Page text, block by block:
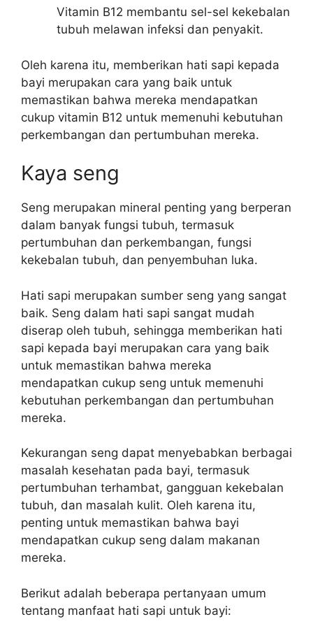
Vitamin B12 membantu sel-sel kekebalan
tubuh melawan infeksi dan penyakit.
Oleh karena itu, memberikan hati sapi kepada
bayi merupakan cara yang baik untuk
memastikan bahwa mereka mendapatkan
cukup vitamin B12 untuk memenuhi kebutuhan
perkembangan dan pertumbuhan mereka.
Kaya seng
Seng merupakan mineral penting yang berperan
dalam banyak fungsi tubuh, termasuk
pertumbuhan dan perkembangan, fungsi
kekebalan tubuh, dan penyembuhan luka.
Hati sapi merupakan sumber seng yang sangat
baik. Seng dalam hati sapi sangat mudah
diserap oleh tubuh, sehingga memberikan hati
sapi kepada bayi merupakan cara yang baik
untuk memastikan bahwa mereka
mendapatkan cukup seng untuk memenuhi
kebutuhan perkembangan dan pertumbuhan
mereka.
Kekurangan seng dapat menyebabkan berbagai
masalah kesehatan pada bayi, termasuk
pertumbuhan terhambat, gangguan kekebalan
tubuh, dan masalah kulit. Oleh karena itu,
penting untuk memastikan bahwa bayi
mendapatkan cukup seng dalam makanan
mereka.
Berikut adalah beberapa pertanyaan umum
tentang manfaat hati sapi untuk bayi: